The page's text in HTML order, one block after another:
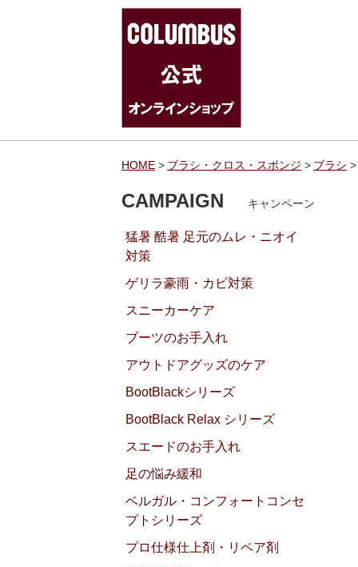
HOME ブラシ・クロス・スポンジ ブラシ
CAMPAIGN キャンペーン
猛暑 酷暑 足元のムレ・ニオイ
対策
ゲリラ豪雨・カビ対策
スニーカーケア
ブーツのお手入れ
アウトドアグッズのケア
BootBlackシリーズ
BootBlack Relax シリーズ
スエードのお手入れ
足の悩み緩和
ベルガル・コンフォートコンセ
プトシリーズ
プロ仕様仕上剤・リペア剤